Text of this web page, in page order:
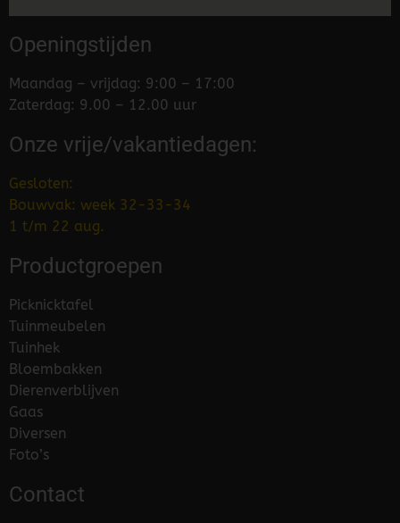
Openingstijden
Maandag – vrijdag: 9:00 – 17:00
Zaterdag: 9.00 – 12.00 uur
Onze vrije/vakantiedagen:
Gesloten:
Bouwvak: week 32-33-34
1 t/m 22 aug.
Productgroepen
Picknicktafel
Tuinmeubelen
Tuinhek
Bloembakken
Dierenverblijven
Gaas
Diversen
Foto’s
Contact